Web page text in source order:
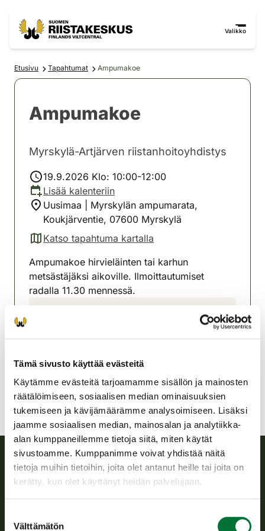
Tämä sivusto käyttää evästeitä
Käytämme evästeitä tarjoamamme sisällön ja mainosten
räätälöimiseen, sosiaalisen median ominaisuuksien
tukemiseen ja kävijämäärämme analysoimiseen. Lisäksi
jaamme sosiaalisen median, mainosalan ja analytiikka-
alan kumppaneillemme tietoja siitä, miten käytät
sivustoamme. Kumppanimme voivat yhdistää näitä
tietoja muihin tietoihin, joita olet antanut heille tai joita on
kerätty, kun olet käyttänyt heidän palvelujaan.
valinta
Välttämätön
Valikko
Etusivu Tapahtumat Ampumakoe
Ampumakoe
Myrskylä-Artjärven riistanhoitoyhdistys
19.9.2026 Klo: 10:00-12:00
Lisää kalenteriin
Uusimaa | Myrskylän ampumarata,
Koukjärventie, 07600 Myrskylä
Katso tapahtuma kartalla
(avautuu uuteen välilehteen)
Ampumakoe hirvieläinten tai karhun
metsästäjäksi aikoville. Ilmoittautumiset
radalla 11.30 mennessä.
myrskyla-artjarvi@rhy.riista.fi
Suomen riistakeskus
riistanhoitoyhdistysten toimintaa ja huolehtii riistapolitiikan